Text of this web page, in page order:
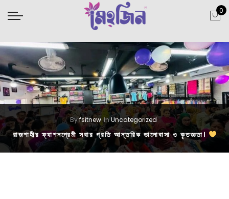
0
Byfsitnew InUncategorized
রাজশাহীর ফ্যাশনপ্রেমী সবার প্রতি আন্তরিক ভালোবাসা ও কৃতজ্ঞতা।